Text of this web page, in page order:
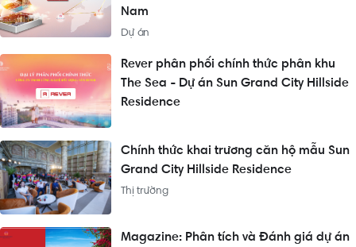
Nam
Dự án
Rever phân phối chính thức phân khu
The Sea - Dự án Sun Grand City Hillside
Residence
Chính thức khai trương căn hộ mẫu Sun
Grand City Hillside Residence
Thị trường
Magazine: Phân tích và Đánh giá dự án